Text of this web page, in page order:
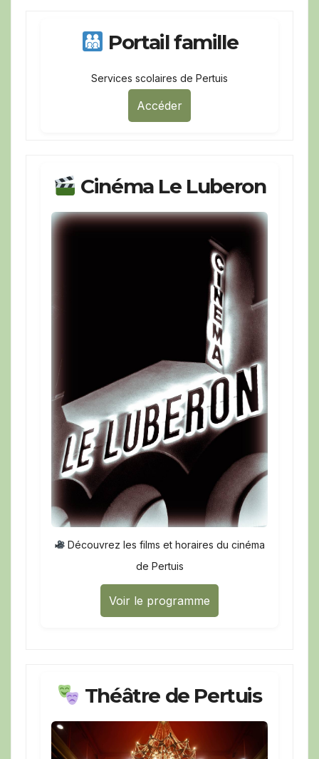
Portail famille
Services scolaires de Pertuis
Accéder
Cinéma Le Luberon
Découvrez les films et horaires du cinéma
de Pertuis
Voir le programme
Théâtre de Pertuis